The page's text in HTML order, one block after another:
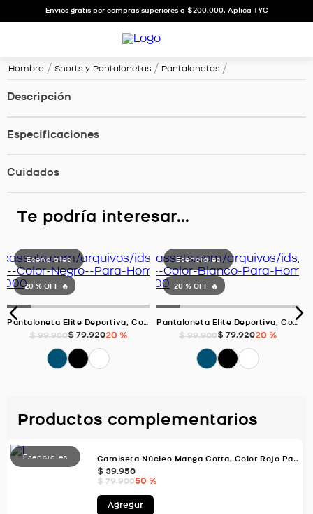
Envíos gratis por compras superiores a $200.000. Aplica TYC
Hombre Shorts y Pantalonetas Pantalonetas
Descripción
Especificaciones
Cuidados
Te podría interesar...
20 % OFF 🔥
Pantaloneta Elite Deportiva, Color Negro Para Hombre
$ 99.900$ 79.92020 %
20 % OFF 🔥
Pantaloneta Elite Deportiva, Color Blanco Para Hombre
$ 99.900$ 79.92020 %
Productos complementarios
Camiseta Núcleo Manga Corta, Color Rojo Para Hombre
$ 39.950
$ 79.90050 %
Agregar